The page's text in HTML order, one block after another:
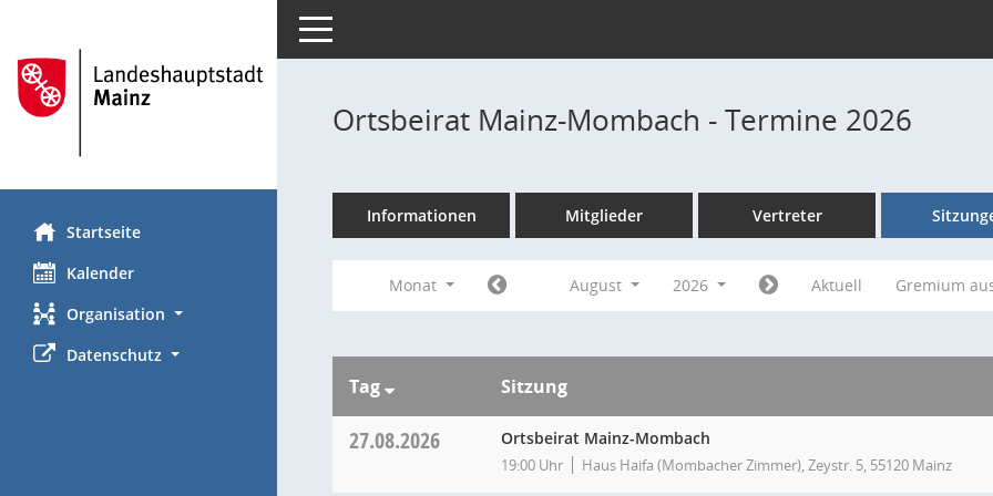
Startseite
Kalender
Organisation
Datenschutz
Toggle navigation
Ortsbeirat Mainz-Mombach - Termine 2026
Informationen Mitglieder Vertreter
Monat August 2026 Aktuell Gremium
Tag Sitzung
27.08.2026 Ortsbeirat Mainz-Mombach
19:00 Uhr Haus Haifa (Mombacher Zimmer), Zeystr. 5, 55120 Mainz